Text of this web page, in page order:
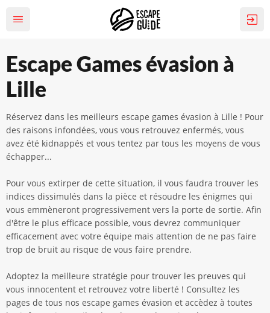
Escape Games évasion à
Lille
Réservez dans les meilleurs escape games évasion à Lille ! Pour
des raisons infondées, vous vous retrouvez enfermés, vous
avez été kidnappés et vous tentez par tous les moyens de vous
échapper...
Pour vous extirper de cette situation, il vous faudra trouver les
indices dissimulés dans la pièce et résoudre les énigmes qui
vous emmèneront progressivement vers la porte de sortie. Afin
d'être le plus efficace possible, vous devrez communiquer
efficacement avec votre équipe mais attention de ne pas faire
trop de bruit au risque de vous faire prendre.
Adoptez la meilleure stratégie pour trouver les preuves qui
vous innocentent et retrouvez votre liberté ! Consultez les
pages de tous nos escape games évasion et accèdez à toutes